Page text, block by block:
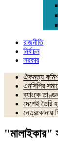
রাজনীতি
নির্বাচন
সরকার
ঐকমত্য
এনসিপির
ব্যাংকে
দেশেই তৈরি
নেত্রকোনায়
"মালাইকার"